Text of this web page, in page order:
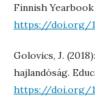
Finnish
https://doi.org/
Golovics, J.
hajlandóság.
https://doi.org/